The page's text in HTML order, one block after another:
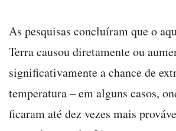
As pesquisas concluíram que o
Terra causou diretamente ou
significativamente a chance de
temperatura – em alguns casos,
ficaram até dez vezes mais